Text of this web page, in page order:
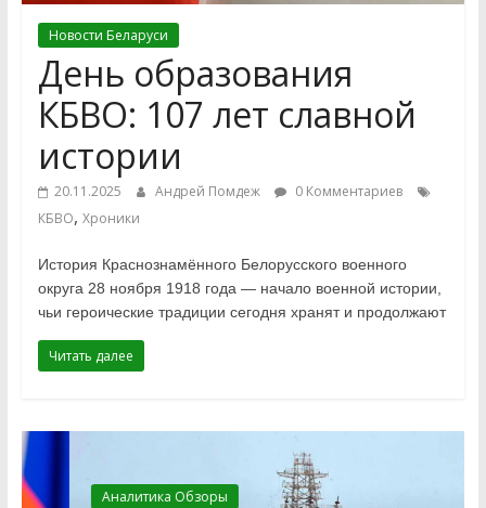
Новости Беларуси
День образования
КБВО: 107 лет славной
истории
20.11.2025 Андрей Помдеж
0 Комментариев
КБВО, Хроники
История Краснознамённого Белорусского военного
округа 28 ноября 1918 года — начало военной истории,
чьи героические традиции сегодня хранят и продолжают
Читать далее
Аналитика Обзоры